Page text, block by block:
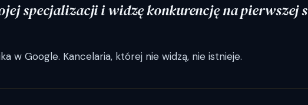
specjalizacji i widzę konkurencję na pierwszej
w Google. Kancelaria, której nie widzą, nie istnieje.